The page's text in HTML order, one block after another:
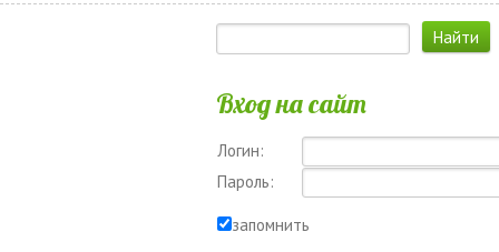
Вход на сайт
Логин:
Пароль:
запомнить